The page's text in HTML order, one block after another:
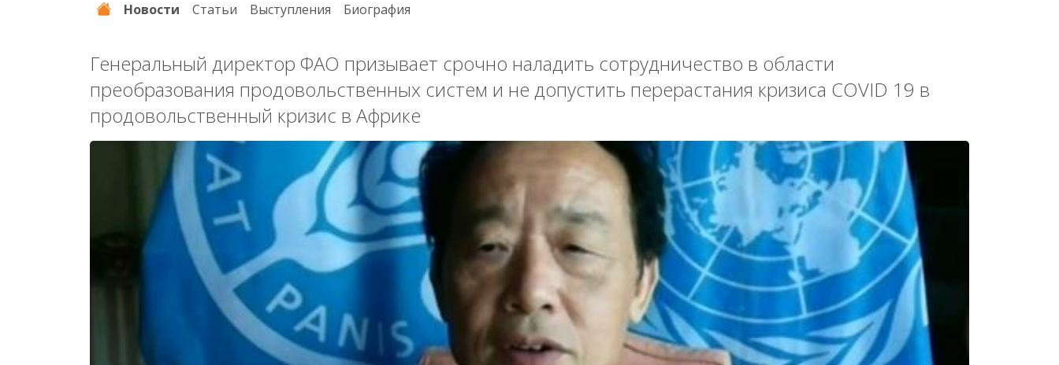
Новости Статьи Выступления Биография
Генеральный директор ФАО призывает срочно наладить сотрудничество в области
преобразования продовольственных систем и не допустить перерастания кризиса COVID 19 в
продовольственный кризис в Африке